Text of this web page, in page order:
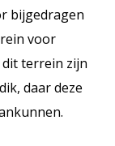
bijgedragen
voor
dit terrein zijn
daar deze